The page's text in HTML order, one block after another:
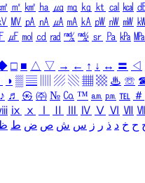
㎡ ㎢ ㏊ ㎍ ㎎ ㎏ ㏏ ㎈ ㎉
㎹ ㎀ ㎁ ㎂ ㎃ ㎄ ㎺ ㎻ ㎽
㎌ ㏖ ㏅ ㎭ ㎮ ㎯ ㏛ ㎩ ㎪ ㎫
□ ■ △ ▽ → ← ↑ ↓ ↔ 〓 ◁
◑ ▒ ▤ ▨ ▧ ▦ ▩ ♨ ☏
♪ ♬ ㉿ ㈜ № ㏇ ™ ㏂ ㏘ ℡ ＃
ⅸ ⅹ Ⅳ Ⅴ Ⅵ Ⅶ Ⅷ
ح خ د ذ ر ز س ش ص ض ط